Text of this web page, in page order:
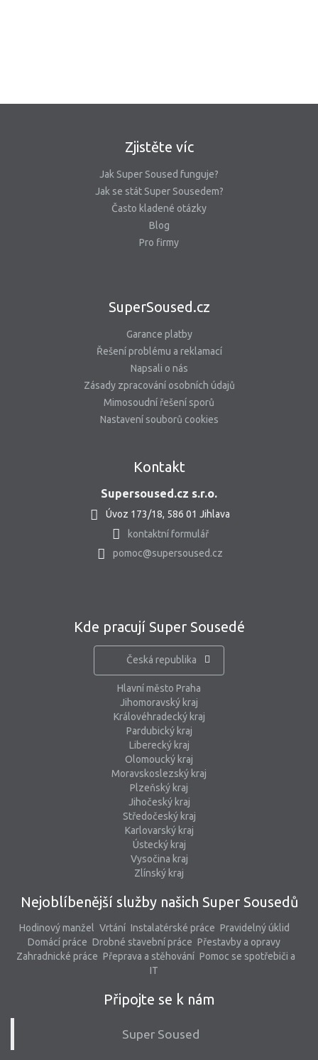
Zjistěte víc
Jak Super Soused funguje?
Jak se stát Super Sousedem?
Často kladené otázky
Blog
Pro firmy
SuperSoused.cz
Garance platby
Řešení problému a reklamací
Napsali o nás
Zásady zpracování osobních údajů
Mimosoudní řešení sporů
Nastavení souborů cookies
Kontakt
Supersoused.cz s.r.o.
Úvoz 173/18, 586 01 Jihlava
kontaktní formulář
pomoc@supersoused.cz
Kde pracují Super Sousedé
Česká republika
Hlavní město Praha
Jihomoravský kraj
Královéhradecký kraj
Pardubický kraj
Liberecký kraj
Olomoucký kraj
Moravskoslezský kraj
Plzeňský kraj
Jihočeský kraj
Středočeský kraj
Karlovarský kraj
Ústecký kraj
Vysočina kraj
Zlínský kraj
Nejoblíbenější služby našich Super Sousedů
Hodinový manžel Vrtání Instalatérské práce Pravidelný úklid
Domácí práce Drobné stavební práce Přestavby a opravy
Zahradnické práce Přeprava a stěhování Pomoc se spotřebiči a
IT
Připojte se k nám
Super Soused